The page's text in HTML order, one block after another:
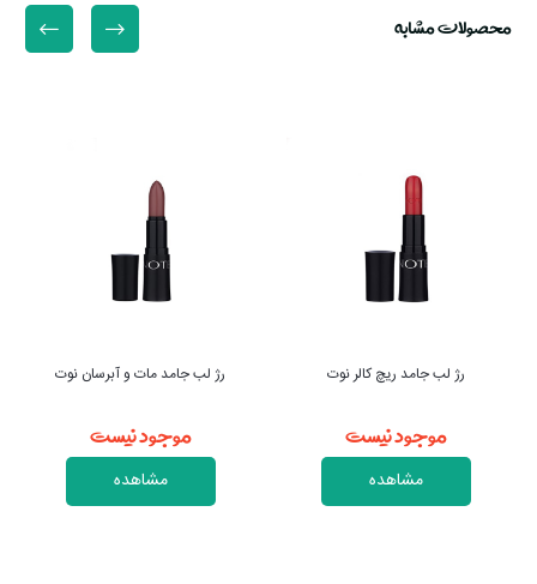
محصولات مشابه
رژ لب جامد مات و آبرسان نوت
موجود نیست
مشاهده
رژ لب مایع مات و آبرسان نوت
موجود نیست
مشاهده